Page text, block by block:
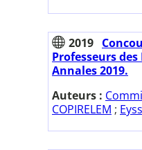
2019
Professeurs
Annales 2019.
Auteurs :
COPIRELEM ;